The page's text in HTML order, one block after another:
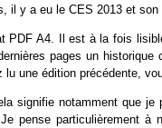
il y a eu le CES 2013 et
PDF A4. Il est à la fois
pages un
une édition précédente,
signifie notamment que
pense particulièrement